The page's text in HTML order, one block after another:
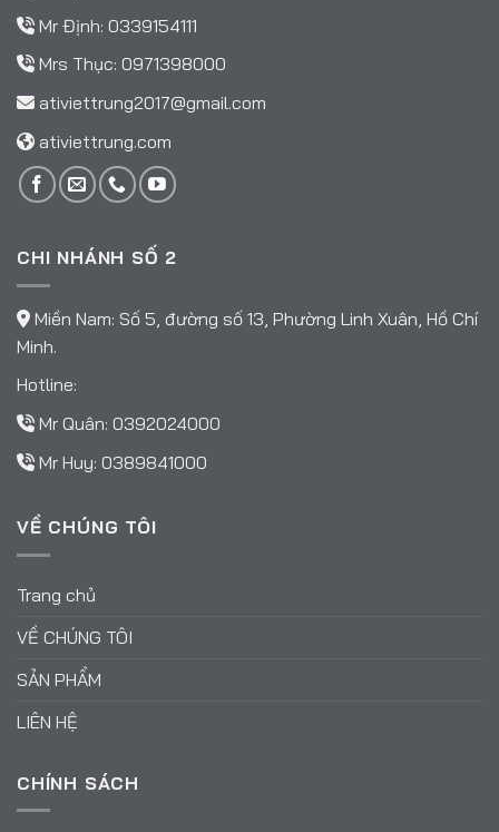
Mr Định: 0339154111
Mrs Thục: 0971398000
ativiettrung2017@gmail.com
ativiettrung.com
CHI NHÁNH SỐ 2
Miền Nam: Số 5, đường số 13, Phường Linh Xuân, Hồ Chí
Minh.
Hotline:
Mr Quân: 0392024000
Mr Huy: 0389841000
VỀ CHÚNG TÔI
Trang chủ
VỀ CHÚNG TÔI
SẢN PHẨM
LIÊN HỆ
CHÍNH SÁCH